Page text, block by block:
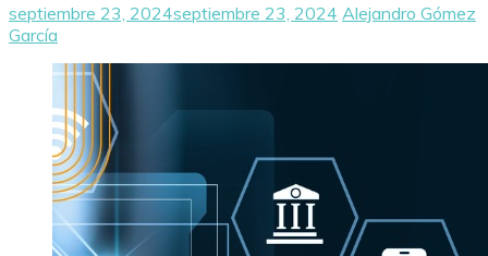
septiembre 23, 2024septiembre 23, 2024 Alejandro Gómez
García